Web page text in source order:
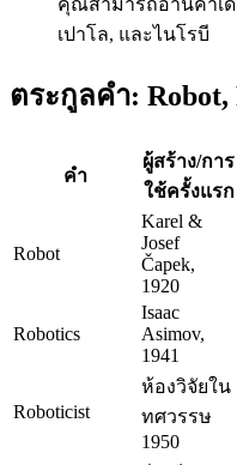
เปาโล, และไนโรบี
ตระกูลคำ: Robot,
คำ
ผู้สร้าง/การ
ใช้ครั้งแรก
Robot
Karel &
Josef
Čapek,
1920
Robotics
Isaac
Asimov,
1941
Roboticist
ห้องวิจัยใน
ทศวรรษ
1950